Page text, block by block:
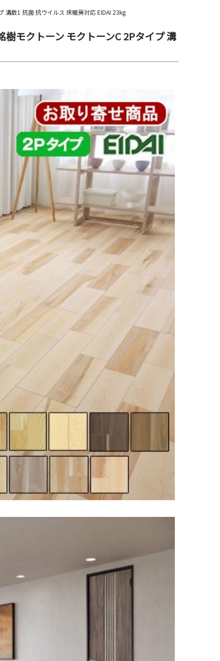
溝数1 抗菌 抗ウイルス 床暖房対応 EIDAI 23kg
樹モクトーン モクトーンC 2Pタイプ 溝